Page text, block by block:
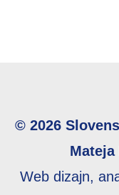
© 2026
Web dizajn,